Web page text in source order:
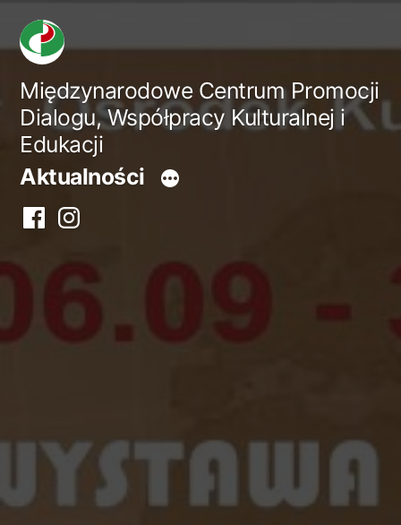
Przejdź
do
treściMiędzynarodowe Centrum Promocji
Dialogu, Współpracy Kulturalnej i
Edukacji
Aktualności
FacebookInstagram